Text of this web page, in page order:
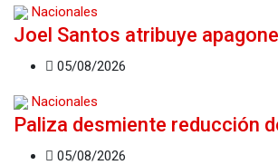
Nacionales
Joel Santos atribuye
05/08/2026
Nacionales
Paliza desmiente reducción
05/08/2026